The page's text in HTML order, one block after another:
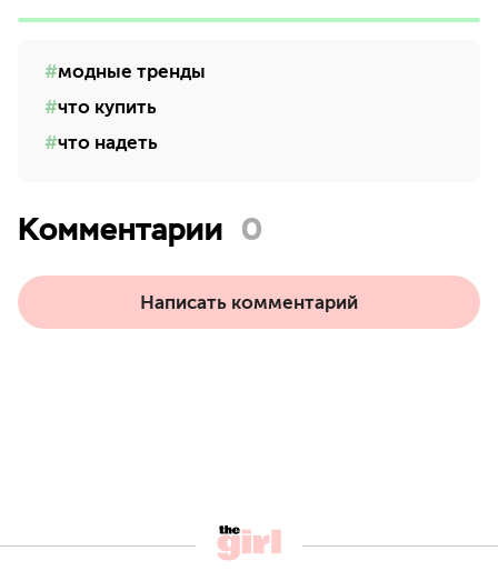
модные тренды
что купить
что надеть
Комментарии 0
Написать комментарий